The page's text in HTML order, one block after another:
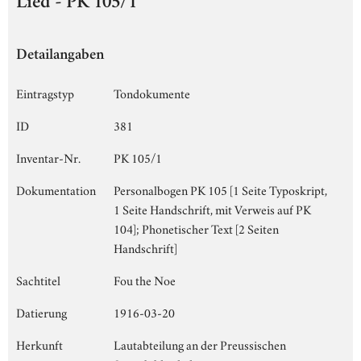
Detailangaben
Eintragstyp
Tondokumente
ID
381
Inventar-Nr.
PK 105/1
Dokumentation
Personalbogen PK 105 [1 Seite Typoskript,
1 Seite Handschrift, mit Verweis auf PK
104]; Phonetischer Text [2 Seiten
Handschrift]
Sachtitel
Fou the Noe
Datierung
1916-03-20
Herkunft
Lautabteilung an der Preussischen